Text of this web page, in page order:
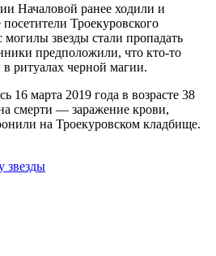
Началовой ранее ходили и
Троекуровского
звезды стали пропадать
предположили, что кто-то
ритуалах черной магии.
16 марта 2019 года в возрасте 38
смерти — заражение крови,
на Троекуровском кладбище.
звезды